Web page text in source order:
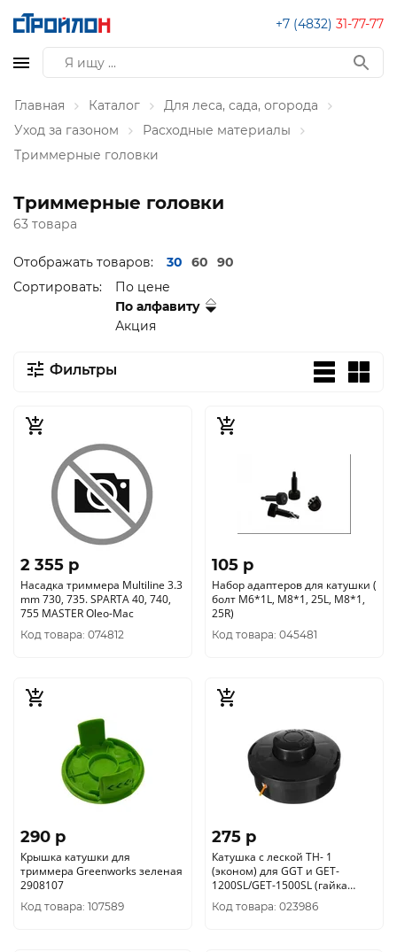
+7 (4832) 31-77-77
Главная Каталог
Для леса, сада, огорода
Уход за газоном
Расходные материалы
Триммерные головки
Триммерные головки
63 товара
Отображать товаров: 30 60
90
Сортировать:
По цене
По алфавиту
Акция
Фильтры
2 355 p
Насадка триммера Multiline 3.3
mm 730, 735. SPARTA 40, 740,
755 MASTER Oleo-Mac
Код товара: 074812
105 p
Набор адаптеров для катушки (
болт М6*1L, М8*1, 25L, М8*1,
25R)
Код товара: 045481
290 p
Крышка катушки для
триммера Greenworks зеленая
2908107
Код товара: 107589
275 p
Катушка с леской TH- 1
(эконом) для GGT и GET-
1200SL/GET-1500SL (гайка
М10х1, 25 левая) 71/2/24
Код товара: 023986